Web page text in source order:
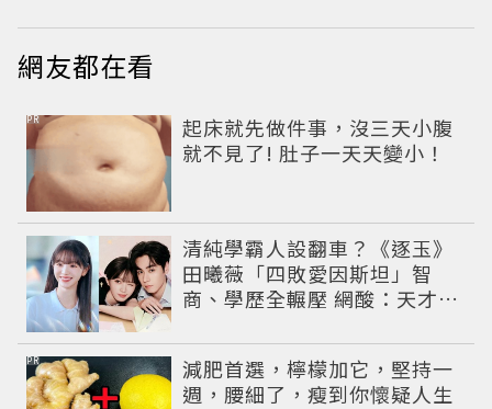
網友都在看
起床就先做件事，沒三天小腹
就不見了! 肚子一天天變小！
PR
清純學霸人設翻車？《逐玉》
田曦薇「四敗愛因斯坦」智
商、學歷全輾壓 網酸：天才全
減肥首選，檸檬加它，堅持一
週，腰細了，瘦到你懷疑人生
PR